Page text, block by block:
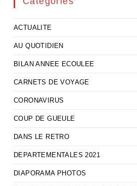
ACTUALITE
AU QUOTIDIEN
BILAN ANNEE ECOULEE
CARNETS DE VOYAGE
CORONAVIRUS
COUP DE GUEULE
DANS LE RETRO
DEPARTEMENTALES 2021
DIAPORAMA PHOTOS